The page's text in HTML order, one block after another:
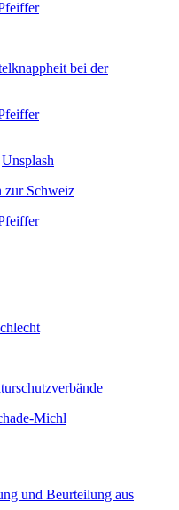
bei der
Unsplash
zur Schweiz
Michl
und Beurteilung aus